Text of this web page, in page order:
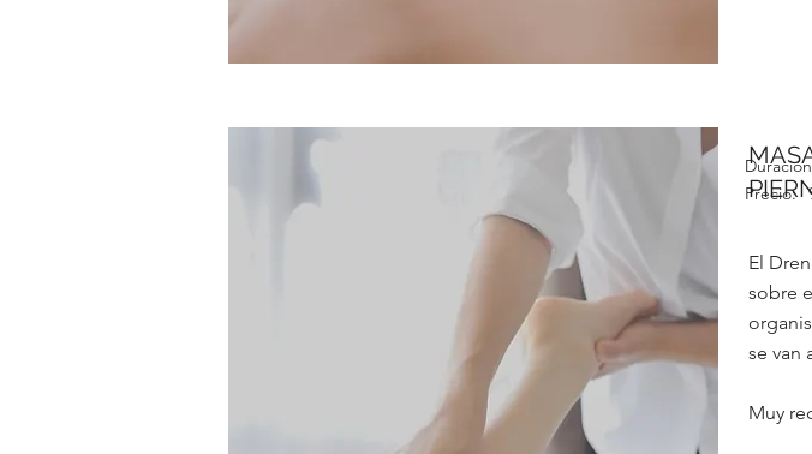
Precio:
El
sobre
se van
Muy